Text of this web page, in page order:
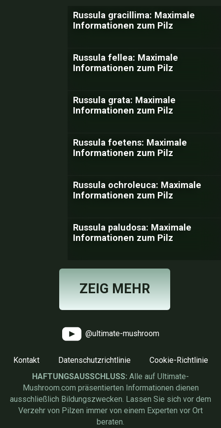
Russula gracillima: Maximale
Informationen zum Pilz
Russula fellea: Maximale
Informationen zum Pilz
Russula grata: Maximale
Informationen zum Pilz
Russula foetens: Maximale
Informationen zum Pilz
Russula ochroleuca: Maximale
Informationen zum Pilz
Russula paludosa: Maximale
Informationen zum Pilz
ZEIG MEHR
@ultimate-mushroom
Kontakt Datenschutzrichtlinie
Cookie-Richtlinie
HAFTUNGSAUSSCHLUSS: Alle auf Ultimate-
Mushroom.com präsentierten Informationen dienen
ausschließlich Bildungszwecken. Lassen Sie sich vor dem
Verzehr von Pilzen immer von einem Experten vor Ort
beraten.